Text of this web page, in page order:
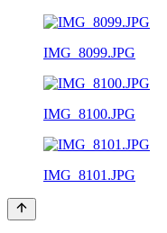
IMG_8099.JPG
IMG_8100.JPG
IMG_8101.JPG